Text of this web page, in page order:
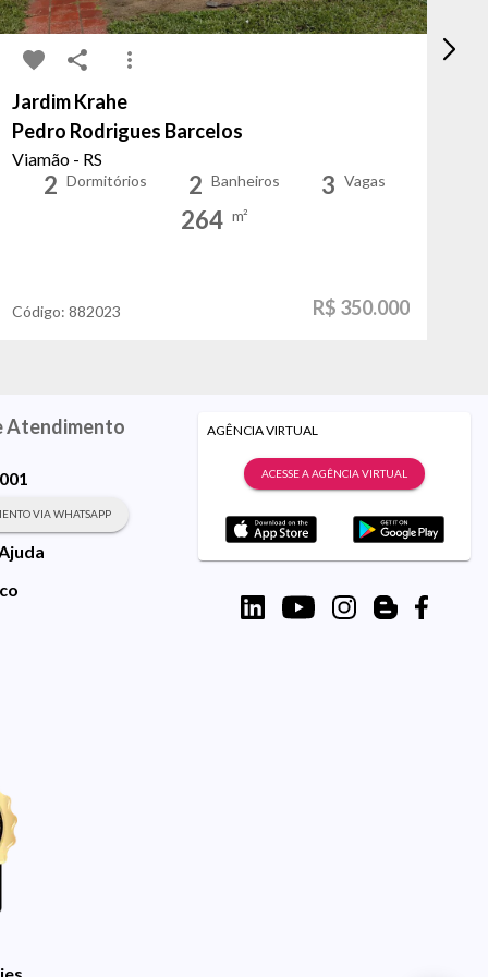
Jardim Krahe
Pedro Rodrigues Barcelos
Viamão - RS
2 Dormitórios 2 Banheiros 3 Vagas
264 m²
Código: 882023 R$ 350.000
Atendimento
VIA WHATSAPP
AGÊNCIA VIRTUAL
ACESSE A AGÊNCIA VIRTUAL